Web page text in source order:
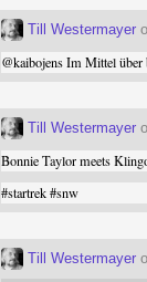
Till Westermayer
@kaibojensIm Mittel über
Till Westermayer
Bonnie Taylor meets
#startrek #snw
Till Westermayer